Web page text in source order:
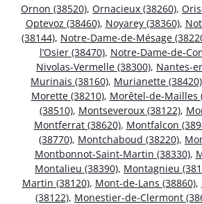
Ornon (38520), Ornacieux (38260),
Optevoz (38460), Noyarey (38360),
(38144), Notre-Dame-de-Mésage
l’Osier (38470), Notre-Dame-de-
Nivolas-Vermelle (38300), Nantes-
Murinais (38160), Murianette (38420)
Morette (38210), Morêtel-de-Mailles
(38510), Montseveroux (38122),
Montferrat (38620), Montfalcon
(38770), Montchaboud (38220),
Montbonnot-Saint-Martin (38330),
Montalieu (38390), Montagnieu
Martin (38120), Mont-de-Lans (38860),
(38122), Monestier-de-Clermont